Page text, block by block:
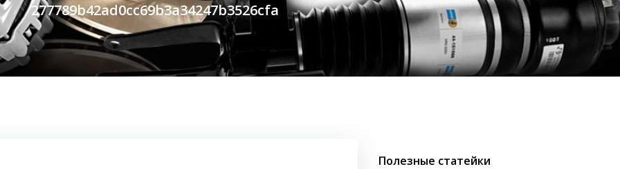
277789b42ad0cc69b3a34247b3526cfa
Полезные статейки